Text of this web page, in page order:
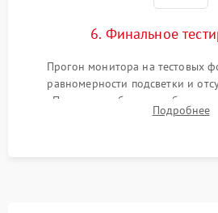
6. Финальное
Прогон монитора на тестовых
равномерности подсветки и
Проверка работоспособности
DisplayPort, VGA) и кнопокПодробнее